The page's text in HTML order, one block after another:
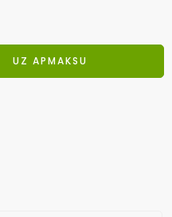
UZ APMAKSU